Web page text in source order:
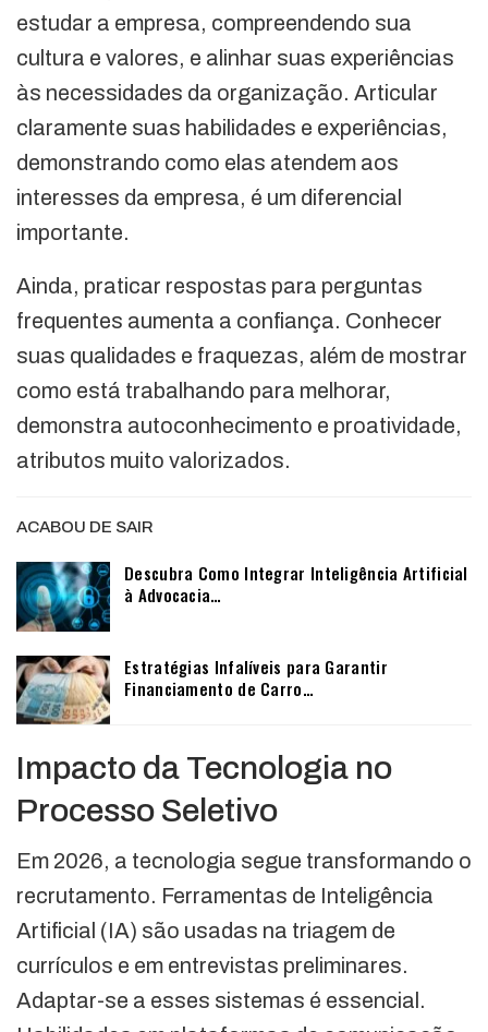
estudar a empresa, compreendendo sua
cultura e valores, e alinhar suas experiências
às necessidades da organização. Articular
claramente suas habilidades e experiências,
demonstrando como elas atendem aos
interesses da empresa, é um diferencial
importante.
Ainda, praticar respostas para perguntas
frequentes aumenta a confiança. Conhecer
suas qualidades e fraquezas, além de mostrar
como está trabalhando para melhorar,
demonstra autoconhecimento e proatividade,
atributos muito valorizados.
ACABOU DE SAIR
Descubra Como Integrar Inteligência Artificial
à Advocacia…
Estratégias Infalíveis para Garantir
Financiamento de Carro…
Impacto da Tecnologia no
Processo Seletivo
Em 2026, a tecnologia segue transformando o
recrutamento. Ferramentas de Inteligência
Artificial (IA) são usadas na triagem de
currículos e em entrevistas preliminares.
Adaptar-se a esses sistemas é essencial.